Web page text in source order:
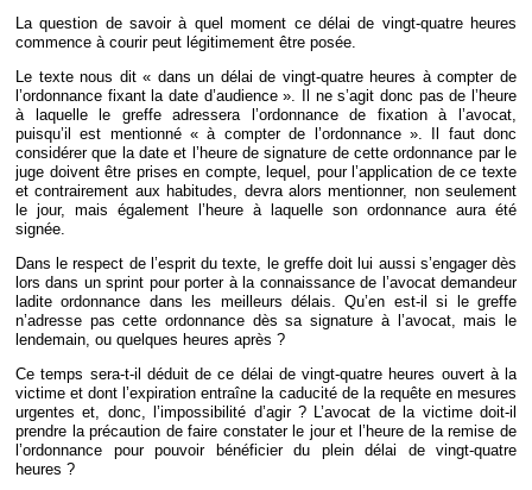
La question de savoir à quel moment ce délai de vingt-quatre heures
commence à courir peut légitimement être posée.
Le texte nous dit « dans un délai de vingt-quatre heures à compter de
l’ordonnance fixant la date d’audience ». Il ne s’agit donc pas de l’heure
à laquelle le greffe adressera l’ordonnance de fixation à l’avocat,
puisqu’il est mentionné « à compter de l’ordonnance ». Il faut donc
considérer que la date et l’heure de signature de cette ordonnance par le
juge doivent être prises en compte, lequel, pour l’application de ce texte
et contrairement aux habitudes, devra alors mentionner, non seulement
le jour, mais également l’heure à laquelle son ordonnance aura été
signée.
Dans le respect de l’esprit du texte, le greffe doit lui aussi s’engager dès
lors dans un sprint pour porter à la connaissance de l’avocat demandeur
ladite ordonnance dans les meilleurs délais. Qu’en est-il si le greffe
n’adresse pas cette ordonnance dès sa signature à l’avocat, mais le
lendemain, ou quelques heures après ?
Ce temps sera-t-il déduit de ce délai de vingt-quatre heures ouvert à la
victime et dont l’expiration entraîne la caducité de la requête en mesures
urgentes et, donc, l’impossibilité d’agir ? L’avocat de la victime doit-il
prendre la précaution de faire constater le jour et l’heure de la remise de
l’ordonnance pour pouvoir bénéficier du plein délai de vingt-quatre
heures ?